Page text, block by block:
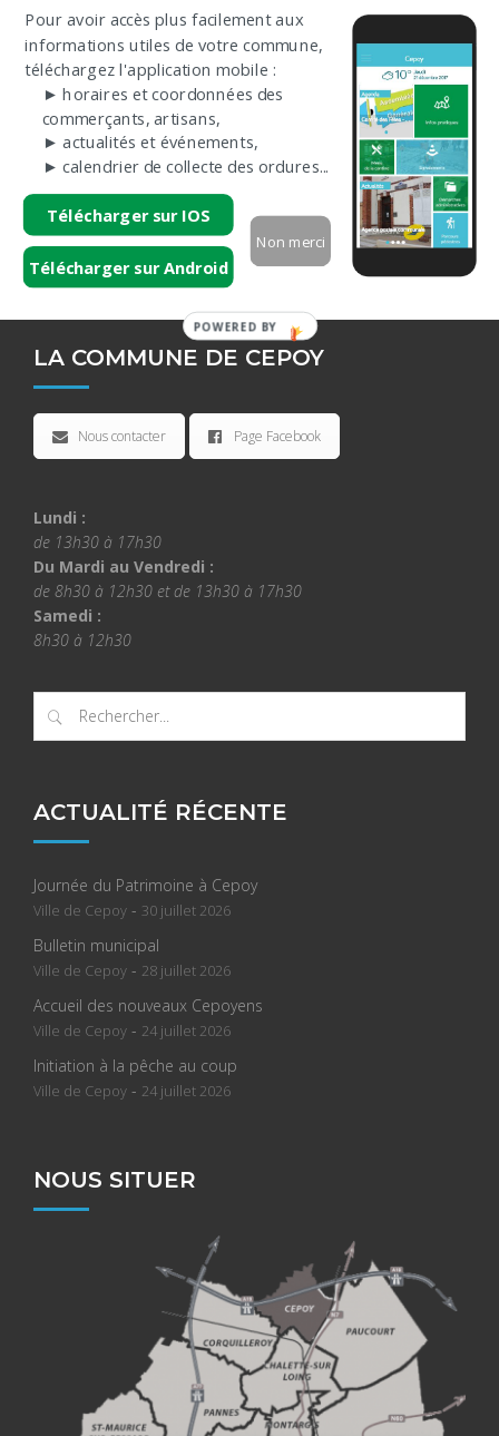
Les chatoyantes #4
☆ Le festival incontournable du Gâtinais libre fait
[…]
Quel avenir pour le château ?
Participez à la concertation citoyenne pour l’avenir
[…]
LA COMMUNE DE CEPOY
Nous contacter Page Facebook
Lundi :
de 13h30 à 17h30
Du Mardi au Vendredi :
de 8h30 à 12h30 et de 13h30 à 17h30
Samedi :
8h30 à 12h30
ACTUALITÉ RÉCENTE
Journée du Patrimoine à Cepoy
Ville de Cepoy - 30 juillet 2026
Bulletin municipal
Ville de Cepoy - 28 juillet 2026
Accueil des nouveaux Cepoyens
Ville de Cepoy - 24 juillet 2026
Initiation à la pêche au coup
Ville de Cepoy - 24 juillet 2026
NOUS SITUER
Pour avoir accès plus facilement aux
informations utiles de votre commune,
téléchargez l'application mobile :
Télécharger sur IOS
► horaires et coordonnées des
commerçants, artisans,
► actualités et événements,
Télécharger sur Android
Non merci
► calendrier de collecte des ordures...
POWERED BY